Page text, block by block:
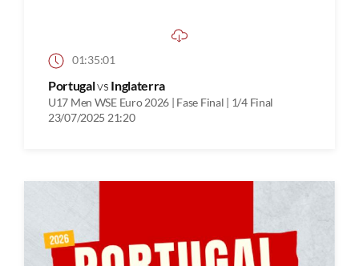
01:35:01
Portugalvs Inglaterra
U17 Men WSE Euro 2026 | Fase Final | 1/4 Final
23/07/2025 21:20